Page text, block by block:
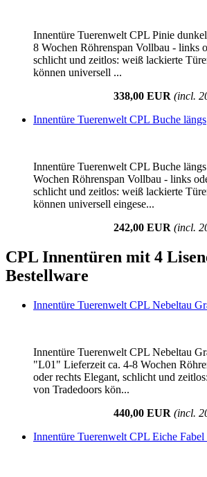
Innentüre Tuerenwelt CPL Pinie
8 Wochen Röhrenspan Vollbau - links
schlicht und zeitlos: weiß lackierte
können universell ...
338,00 EUR (incl.
Innentüre Tuerenwelt CPL Buche längs
Innentüre Tuerenwelt CPL Buche
Wochen Röhrenspan Vollbau - links
schlicht und zeitlos: weiß lackierte
können universell eingese...
242,00 EUR (incl.
CPL Innentüren mit 4
Bestellware
Innentüre Tuerenwelt CPL Nebeltau
Innentüre Tuerenwelt CPL Nebeltau
"L01" Lieferzeit ca. 4-8 Wochen
oder rechts Elegant, schlicht und
von Tradedoors kön...
440,00 EUR (incl.
Innentüre Tuerenwelt CPL Eiche Fabel